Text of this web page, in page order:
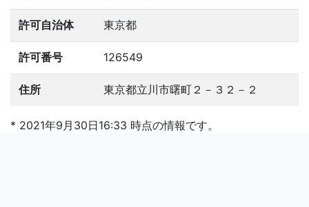
許可自治体 東京都
許可番号 126549
住所 東京都立川市曙町２－３２－２
* 2021年9月30日16:33 時点の情報です。